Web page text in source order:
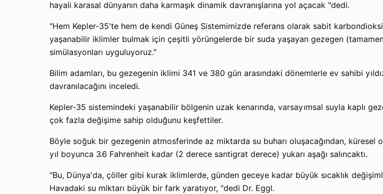
hayali karasal dünyanın daha karmaşık dinamik davranışlarına yol açacak "dedi.
"Hem Kepler-35'te hem de kendi Güneş Sistemimizde referans olarak sabit
yaşanabilir iklimler bulmak için çeşitli yörüngelerde bir suda yaşayan gezegen
simülasyonları uyguluyoruz."
Bilim adamları, bu gezegenin iklimi 341 ve 380 gün arasındaki dönemlerle ev sahibi
davranılacağını inceledi.
Kepler-35 sistemindeki yaşanabilir bölgenin uzak kenarında, varsayımsal suyla kaplı
çok fazla değişime sahip olduğunu keşfettiler.
Böyle soğuk bir gezegenin atmosferinde az miktarda su buharı oluşacağından, küresel
yıl boyunca 3.6 Fahrenheit kadar (2 derece santigrat derece) yukarı aşağı salıncaktı.
"Bu, Dünya'da, çöller gibi kurak iklimlerde, günden geceye kadar büyük sıcaklık
Havadaki su miktarı büyük bir fark yaratıyor, "dedi Dr. Eggl.